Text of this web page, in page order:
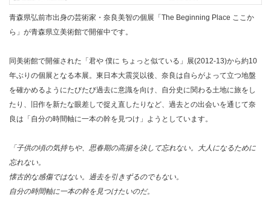
青森県弘前市出身の芸術家・奈良美智の個展「The Beginning Place ここか
ら」が青森県立美術館で開催中です。
同美術館で開催された「君や 僕に ちょっと似ている」展(2012-13)から約10
年ぶりの個展となる本展。東日本大震災以後、奈良は自らがよって立つ地盤
を確かめるようにたびたび過去に意識を向け、自分史に関わる土地に旅をし
たり、旧作を新たな眼差しで捉え直したりなど、過去との出会いを通じて奈
良は「自分の時間軸に一本の幹を見つけ」ようとしています。
「子供の頃の気持ちや、思春期の高揚を決して忘れない。大人になるために
忘れない。
懐古的な感傷ではない。過去を引きずるのでもない。
自分の時間軸に一本の幹を見つけたいのだ。